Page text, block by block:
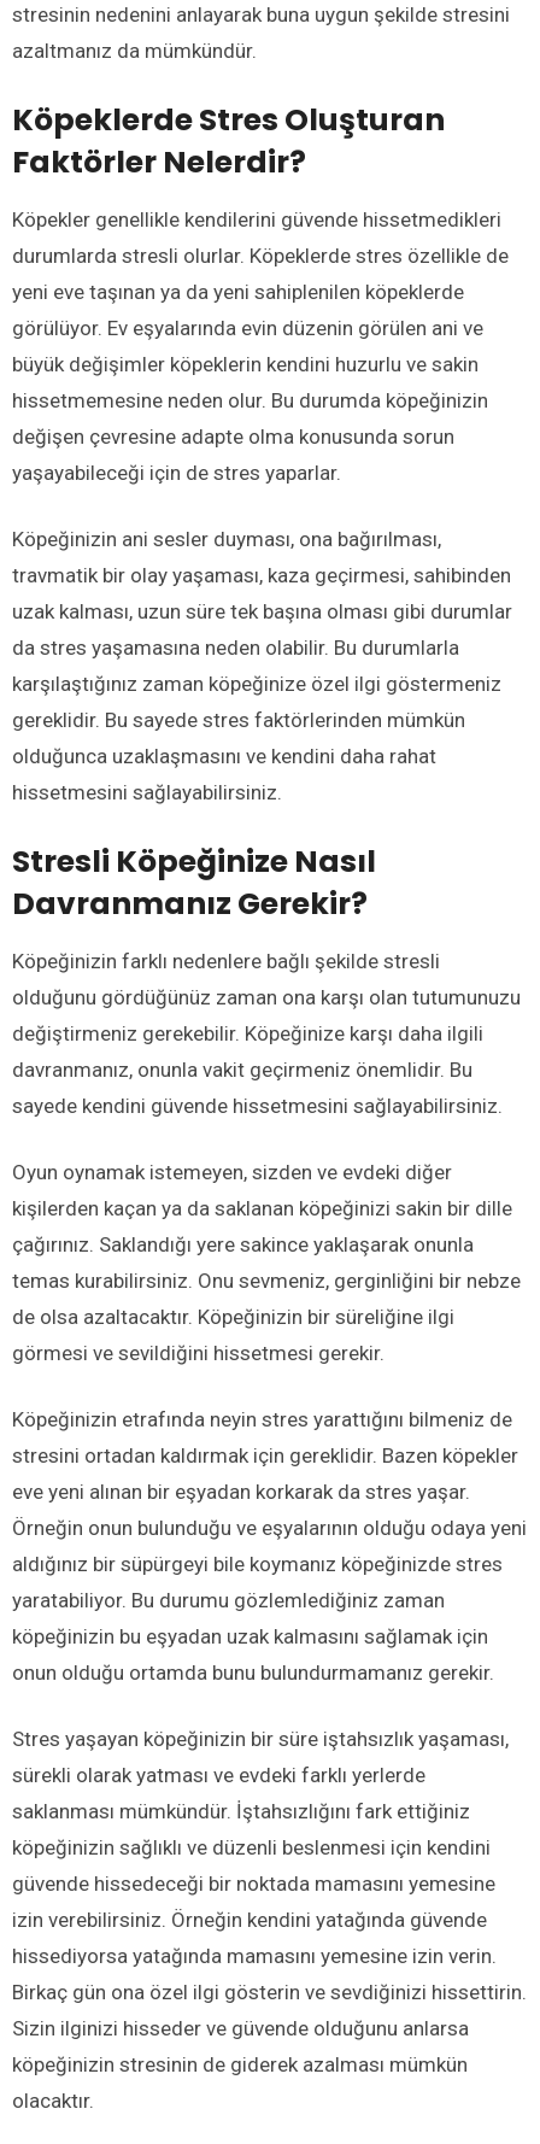
stresinin nedenini anlayarak buna uygun şekilde stresini
azaltmanız da mümkündür.
Köpeklerde Stres Oluşturan
Faktörler Nelerdir?
Köpekler genellikle kendilerini güvende hissetmedikleri
durumlarda stresli olurlar. Köpeklerde stres özellikle de
yeni eve taşınan ya da yeni sahiplenilen köpeklerde
görülüyor. Ev eşyalarında evin düzenin görülen ani ve
büyük değişimler köpeklerin kendini huzurlu ve sakin
hissetmemesine neden olur. Bu durumda köpeğinizin
değişen çevresine adapte olma konusunda sorun
yaşayabileceği için de stres yaparlar.
Köpeğinizin ani sesler duyması, ona bağırılması,
travmatik bir olay yaşaması, kaza geçirmesi, sahibinden
uzak kalması, uzun süre tek başına olması gibi durumlar
da stres yaşamasına neden olabilir. Bu durumlarla
karşılaştığınız zaman köpeğinize özel ilgi göstermeniz
gereklidir. Bu sayede stres faktörlerinden mümkün
olduğunca uzaklaşmasını ve kendini daha rahat
hissetmesini sağlayabilirsiniz.
Stresli Köpeğinize Nasıl
Davranmanız Gerekir?
Köpeğinizin farklı nedenlere bağlı şekilde stresli
olduğunu gördüğünüz zaman ona karşı olan tutumunuzu
değiştirmeniz gerekebilir. Köpeğinize karşı daha ilgili
davranmanız, onunla vakit geçirmeniz önemlidir. Bu
sayede kendini güvende hissetmesini sağlayabilirsiniz.
Oyun oynamak istemeyen, sizden ve evdeki diğer
kişilerden kaçan ya da saklanan köpeğinizi sakin bir dille
çağırınız. Saklandığı yere sakince yaklaşarak onunla
temas kurabilirsiniz. Onu sevmeniz, gerginliğini bir nebze
de olsa azaltacaktır. Köpeğinizin bir süreliğine ilgi
görmesi ve sevildiğini hissetmesi gerekir.
Köpeğinizin etrafında neyin stres yarattığını bilmeniz de
stresini ortadan kaldırmak için gereklidir. Bazen köpekler
eve yeni alınan bir eşyadan korkarak da stres yaşar.
Örneğin onun bulunduğu ve eşyalarının olduğu odaya yeni
aldığınız bir süpürgeyi bile koymanız köpeğinizde stres
yaratabiliyor. Bu durumu gözlemlediğiniz zaman
köpeğinizin bu eşyadan uzak kalmasını sağlamak için
onun olduğu ortamda bunu bulundurmamanız gerekir.
Stres yaşayan köpeğinizin bir süre iştahsızlık yaşaması,
sürekli olarak yatması ve evdeki farklı yerlerde
saklanması mümkündür. İştahsızlığını fark ettiğiniz
köpeğinizin sağlıklı ve düzenli beslenmesi için kendini
güvende hissedeceği bir noktada mamasını yemesine
izin verebilirsiniz. Örneğin kendini yatağında güvende
hissediyorsa yatağında mamasını yemesine izin verin.
Birkaç gün ona özel ilgi gösterin ve sevdiğinizi hissettirin.
Sizin ilginizi hisseder ve güvende olduğunu anlarsa
köpeğinizin stresinin de giderek azalması mümkün
olacaktır.